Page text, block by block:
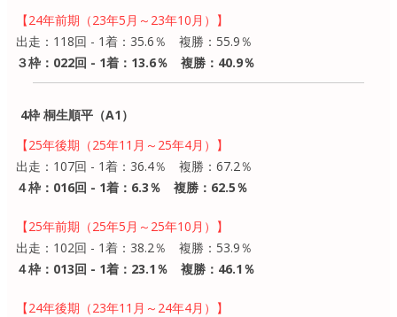
【24年前期（23年5月～23年10月）】
出走：118回 - 1着：35.6％ 複勝：55.9％
３枠：022回 - 1着：13.6％ 複勝：40.9％
4枠 桐生順平（A1）
【25年後期（25年11月～25年4月）】
出走：107回 - 1着：36.4％ 複勝：67.2％
４枠：016回 - 1着：6.3％ 複勝：62.5％
【25年前期（25年5月～25年10月）】
出走：102回 - 1着：38.2％ 複勝：53.9％
４枠：013回 - 1着：23.1％ 複勝：46.1％
【24年後期（23年11月～24年4月）】